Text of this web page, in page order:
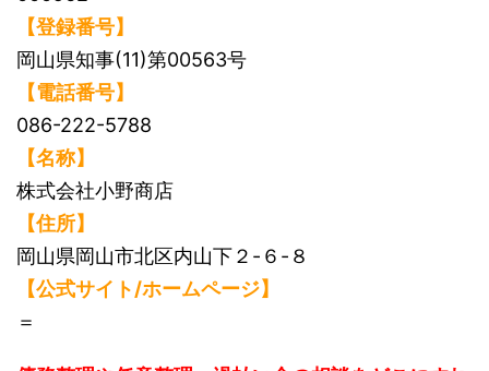
【登録番号】
岡山県知事(11)第00563号
【電話番号】
086-222-5788
【名称】
株式会社小野商店
【住所】
岡山県岡山市北区内山下２-６-８
【公式サイト/ホームページ】
＝